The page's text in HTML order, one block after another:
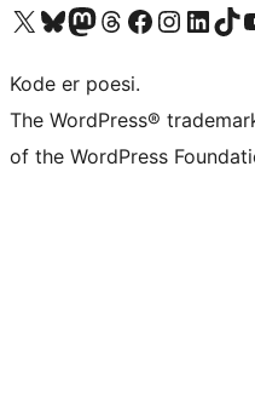
Besøg vores X (tidligere Twitter) konto
Besøg vores Bluesky-konto
Besøg vores Mastodon konto
Besøg vores Threads-konto
Besøg vores Facebook sideBesøg vores Instagram konto
Besøg vores LinkedIn
Besøg
Kode er poesi.
The WordPress®
of the WordPress